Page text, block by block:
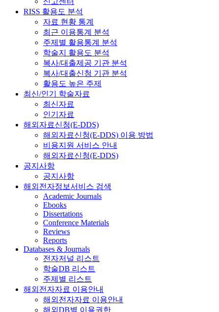
RISS 활용도 분석
자료 현황 통계
최근 이용통계 분석
주제별 활용통계 분석
학술지 활용도 분석
복사/대출제공 기관 분석
복사/대출신청 기관 분석
활용도 높은 주제
최신/인기 학술자료
최신자료
인기자료
해외자료신청(E-DDS)
해외자료신청(E-DDS) 이용 방법
비용지원 서비스 안내
해외자료신청(E-DDS)
공지사항
공지사항
해외전자정보서비스 검색
Academic Journals
Ebooks
Dissertations
Conference Materials
Reviews
Reports
Databases & Journals
전자저널 리스트
학술DB 리스트
주제별 리스트
해외전자자료 이용안내
해외전자자료 이용안내
해외DB별 이용권한